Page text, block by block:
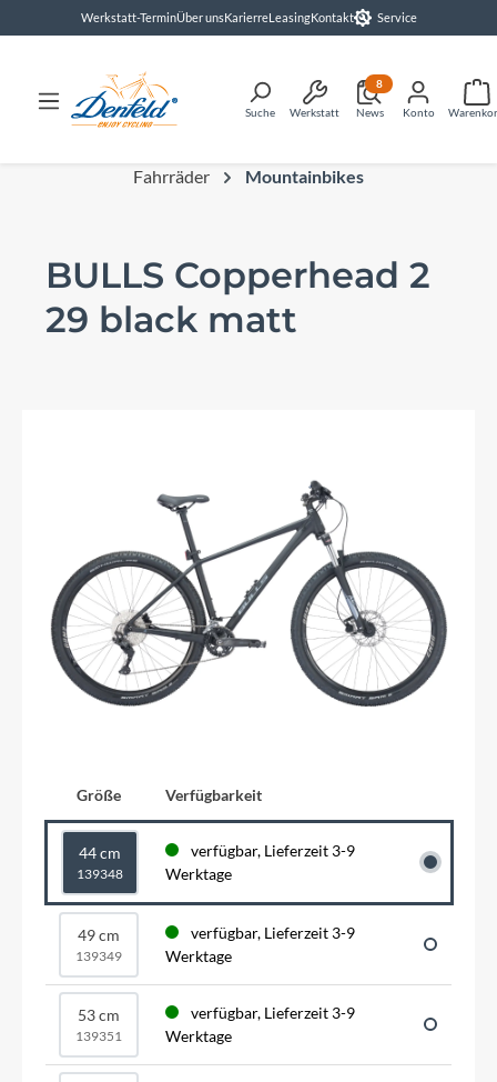
springenWerkstatt-TerminÜber unsKarierreLeasingKontakt Service
Suche Werkstatt News
8
Konto
Fahrräder Mountainbikes
BULLS Copperhead 2
29 black matt
Größe Verfügbarkeit
44 cm
139348
verfügbar, Lieferzeit 3-9
Werktage
49 cm
139349
verfügbar, Lieferzeit 3-9
Werktage
53 cm
139351
verfügbar, Lieferzeit 3-9
Werktage